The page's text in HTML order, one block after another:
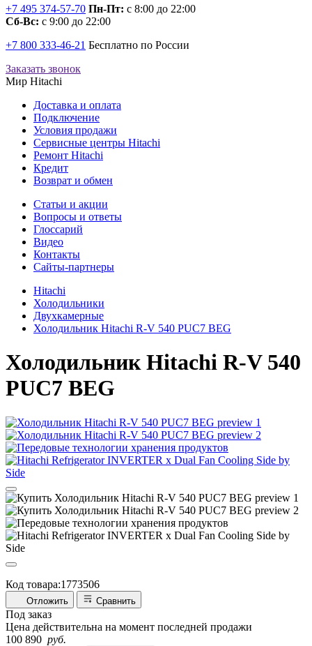
+7 495 374-57-70 Пн-Пт: с 8:00 до 22:00
Сб-Вс: с 9:00 до 22:00
+7 800 333-46-21 Бесплатно по России
Заказать звонок
Мир Hitachi
Доставка и оплата
Подключение
Условия продажи
Сервисные центры Hitachi
Ремонт Hitachi
Кредит
Возврат и обмен
Cтатьи и акции
Вопросы и ответы
Глоссарий
Видео
Контакты
Сайты-партнеры
Hitachi
Холодильники
Двухкамерные
Холодильник Hitachi R-V 540 PUC7 BEG
ХолодильникHitachi R-V 540
PUC7 BEG
Код товара:1773506
Отложить Сравнить
Под заказ
Цена действительна на момент последней продажи
100 890 руб.